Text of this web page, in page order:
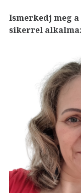
Ismerkedj meg
sikerrel